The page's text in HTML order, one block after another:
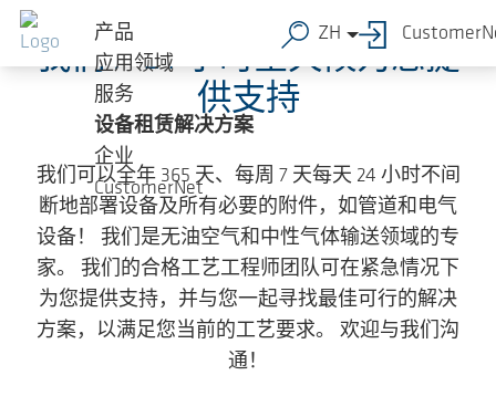
跳转到主要内容
产品
应用领域
服务
设备租赁解决方案
企业
CustomerNet
ZH
我们 7*24 小时全天候为您提
供支持
我们可以全年 365 天、每周 7 天每天 24 小时不间
断地部署设备及所有必要的附件，如管道和电气
设备！ 我们是无油空气和中性气体输送领域的专
家。 我们的合格工艺工程师团队可在紧急情况下
为您提供支持，并与您一起寻找最佳可行的解决
方案，以满足您当前的工艺要求。
欢迎与我们沟
通！